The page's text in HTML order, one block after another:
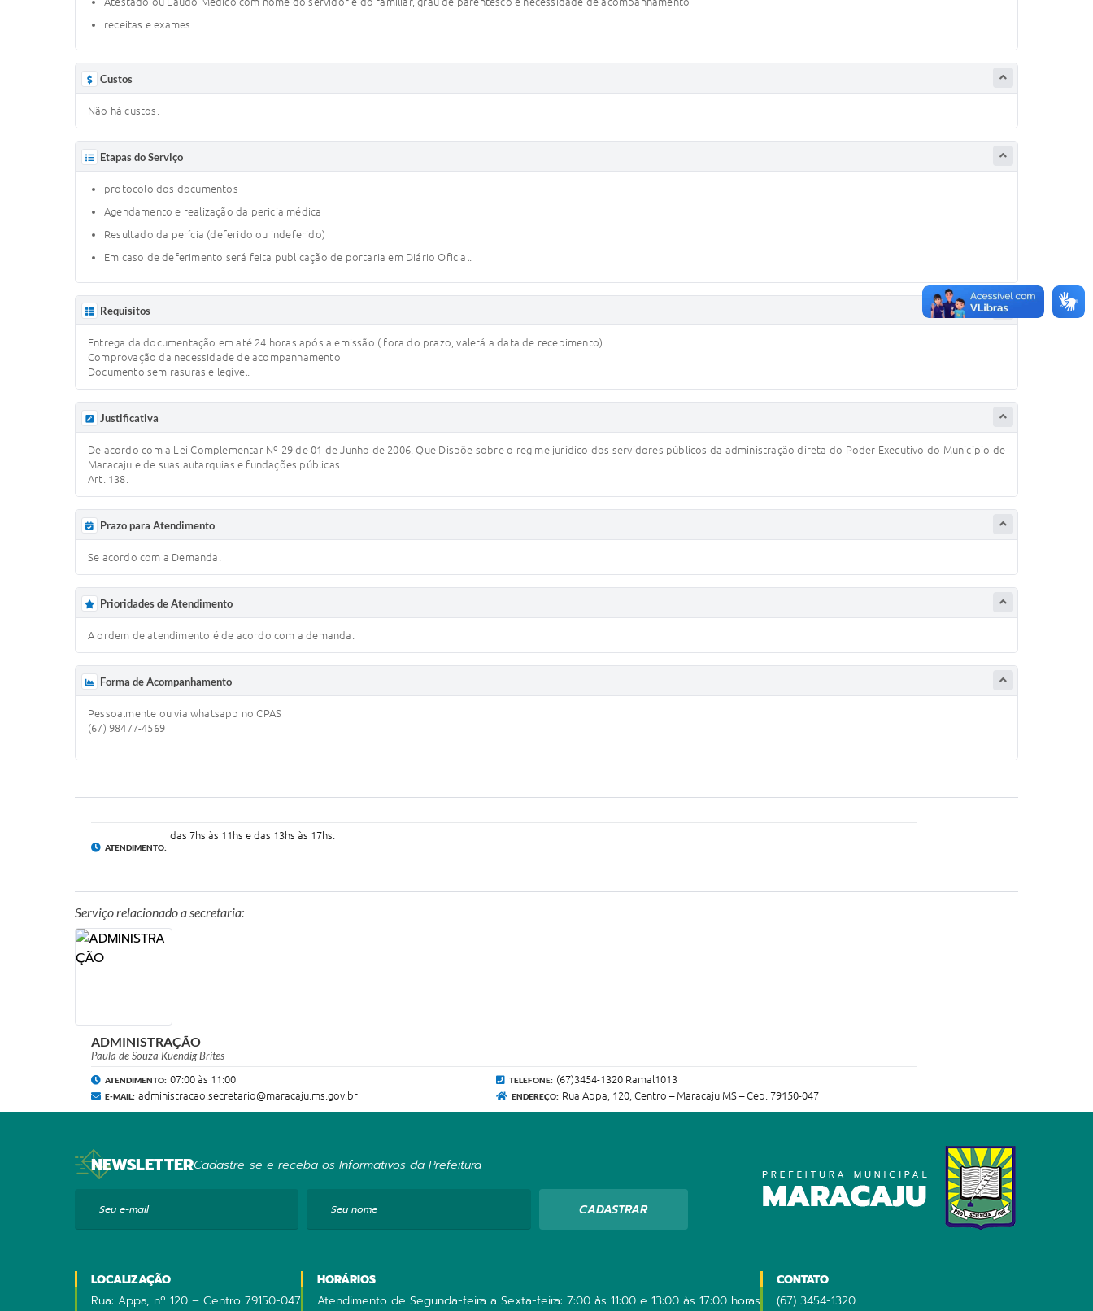
receitas e exames
Custos
Não há custos.
Etapas do Serviço
protocolo dos documentos
Agendamento e realização da pericia médica
Resultado da perícia (deferido ou indeferido)
Em caso de deferimento será feita publicação de portaria em Diário Oficial.
Requisitos
Entrega da documentação em até 24 horas após a emissão ( fora do prazo, valerá a data de recebimento)
Comprovação da necessidade de acompanhamento
Documento sem rasuras e legível.
Justificativa
De acordo com a Lei Complementar Nº 29 de 01 de Junho de 2006. Que Dispõe sobre o regime jurídico dos servidores públicos da administração direta do Poder Executivo do Município de
Maracaju e de suas autarquias e fundações públicas
Art. 138.
Prazo para Atendimento
Se acordo com a Demanda.
Prioridades de Atendimento
A ordem de atendimento é de acordo com a demanda.
Forma de Acompanhamento
Pessoalmente ou via whatsapp no CPAS
(67) 98477-4569
ATENDIMENTO:
das 7hs às 11hs e das 13hs às 17hs.
Serviço relacionado a secretaria:
ADMINISTRAÇÃO
Paula de Souza Kuendig Brites
ATENDIMENTO: 07:00 às 11:00 TELEFONE: (67)3454-1320 Ramal1013
E-MAIL: administracao.secretario@maracaju.ms.gov.br ENDEREÇO: Rua Appa, 120, Centro – Maracaju MS – Cep: 79150-047
NEWSLETTERCadastre-se e receba os Informativos da Prefeitura
Seu e-mail Seu nome CADASTRAR
LOCALIZAÇÃO
Rua: Appa, nº 120 – Centro 79150-047
HORÁRIOS
Atendimento de Segunda-feira a Sexta-feira: 7:00 às 11:00 e 13:00 às 17:00 horas
CONTATO
(67) 3454-1320